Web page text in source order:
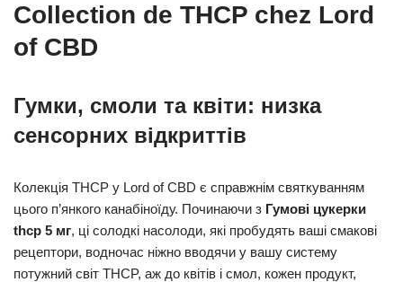
Collection de THCP chez Lord
of CBD
Гумки, смоли та квіти: низка
сенсорних відкриттів
Колекція THCP у Lord of CBD є справжнім святкуванням
цього п’янкого канабіноїду. Починаючи з Гумові цукерки
thcp 5 мг, ці солодкі насолоди, які пробудять ваші смакові
рецептори, водночас ніжно вводячи у вашу систему
потужний світ THCP, аж до квітів і смол, кожен продукт,